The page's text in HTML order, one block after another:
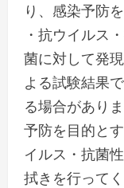
り、感染予防
・抗ウイルス
菌に対して発
よる試験結果
る場合があり
予防を目的と
イルス・抗菌
拭きを行って